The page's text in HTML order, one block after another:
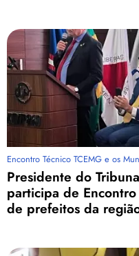
Encontro Técnico TCEMG e os
Presidente do
participa de
de prefeitos da